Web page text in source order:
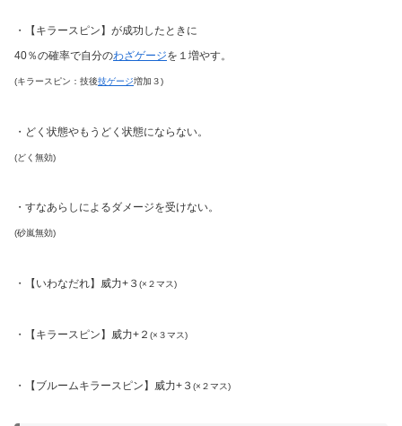
・【キラースピン】が成功したときに
40％の確率で自分のわざゲージを１増やす。
(キラースピン：技後技ゲージ増加３)
・どく状態やもうどく状態にならない。
(どく無効)
・すなあらしによるダメージを受けない。
(砂嵐無効)
・【いわなだれ】威力+３ (×２マス)
・【キラースピン】威力+２ (×３マス)
・【ブルームキラースピン】威力+３ (×２マス)